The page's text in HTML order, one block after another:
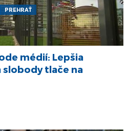
PREHRAŤ
médií: Lepšia
slobody tlače na